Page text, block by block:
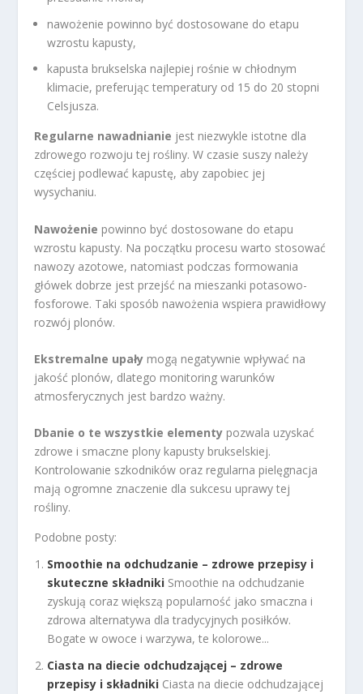
nawożenie powinno być dostosowane do etapu
wzrostu kapusty,
kapusta brukselska najlepiej rośnie w chłodnym
klimacie, preferując temperatury od 15 do 20 stopni
Celsjusza.
Regularne nawadnianie jest niezwykle istotne dla
zdrowego rozwoju tej rośliny. W czasie suszy należy
częściej podlewać kapustę, aby zapobiec jej
wysychaniu.
Nawożenie powinno być dostosowane do etapu
wzrostu kapusty. Na początku procesu warto stosować
nawozy azotowe, natomiast podczas formowania
główek dobrze jest przejść na mieszanki potasowo-
fosforowe. Taki sposób nawożenia wspiera prawidłowy
rozwój plonów.
Ekstremalne upały mogą negatywnie wpływać na
jakość plonów, dlatego monitoring warunków
atmosferycznych jest bardzo ważny.
Dbanie o te wszystkie elementy pozwala uzyskać
zdrowe i smaczne plony kapusty brukselskiej.
Kontrolowanie szkodników oraz regularna pielęgnacja
mają ogromne znaczenie dla sukcesu uprawy tej
rośliny.
Podobne posty:
Smoothie na odchudzanie – zdrowe przepisy i
skuteczne składniki Smoothie na odchudzanie
zyskują coraz większą popularność jako smaczna i
zdrowa alternatywa dla tradycyjnych posiłków.
Bogate w owoce i warzywa, te kolorowe...
Ciasta na diecie odchudzającej – zdrowe
przepisy i składniki Ciasta na diecie odchudzającej